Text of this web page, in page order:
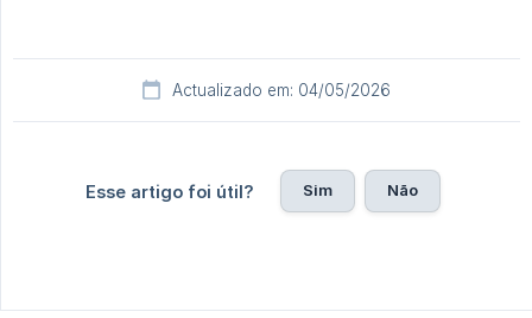
Actualizado em: 04/05/2026
Esse artigo foi útil? Sim Não